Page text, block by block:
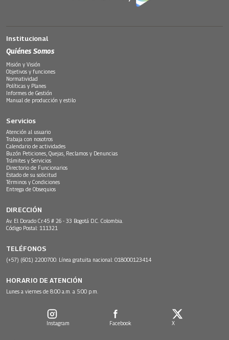
Institucional
Quiénes Somos
Misión y Visión
Objetivos y funciones
Normatividad
Políticas y Planes
Informes de Gestión
Manual de producción y estilo
Servicios
Atención al usuario
Trabaja con nosotros
Calendario de actividades
Buzón Peticiones, Quejas, Reclamos y Denuncias
Trámites y Servicios
Directorio de Funcionarios
Estado de su solicitud
Términos y Condiciones
Entrega de Obsequios
DIRECCIÓN
Av. El Dorado Cr.45 # 26 - 33 Bogotá D.C. Colombia.
Código Postal: 111321
TELÉFONOS
(+57) (601) 2200700. Línea gratuita nacional: 018000123414
HORARIO DE ATENCIÓN
Lunes a viernes de 8:00 a.m. a 5:00 p.m.
Instagram Facebook X